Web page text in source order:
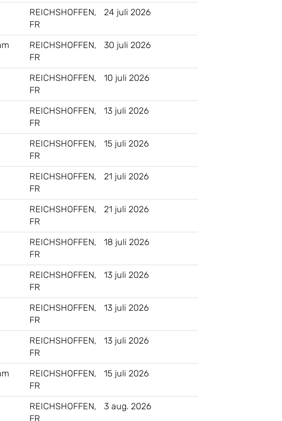
REICHSHOFFEN,
FR
24 juli 2026
REICHSHOFFEN,
FR
30 juli 2026
REICHSHOFFEN,
FR
10 juli 2026
REICHSHOFFEN,
FR
13 juli 2026
REICHSHOFFEN,
FR
15 juli 2026
REICHSHOFFEN,
FR
21 juli 2026
REICHSHOFFEN,
FR
21 juli 2026
REICHSHOFFEN,
FR
18 juli 2026
REICHSHOFFEN,
FR
13 juli 2026
REICHSHOFFEN,
FR
13 juli 2026
REICHSHOFFEN,
FR
13 juli 2026
REICHSHOFFEN,
FR
15 juli 2026
REICHSHOFFEN,
FR
3 aug. 2026